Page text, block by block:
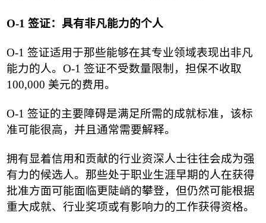
O-1 签证：具有非凡能力的个人
O-1 签证适用于那些能够在其专业领域表现出非凡
能力的人。 O-1 签证不受数量限制，担保不收取
100,000 美元的费用。
O-1 签证的主要障碍是满足所需的成就标准，该标
准可能很高，并且通常需要解释。
拥有显着信用和贡献的行业资深人士往往会成为强
有力的候选人。那些处于职业生涯早期的人在获得
批准方面可能面临更陡峭的攀登，但仍然可能根据
重大成就、行业奖项或有影响力的工作获得资格。